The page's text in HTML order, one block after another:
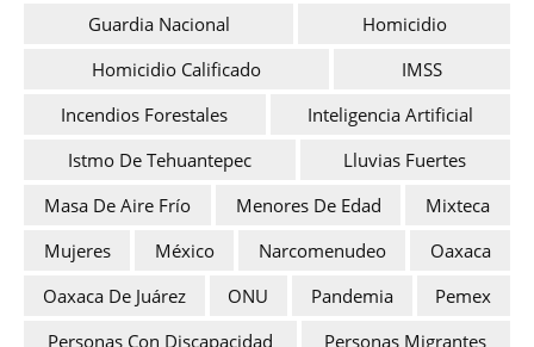
Guardia Nacional
Homicidio
Homicidio Calificado
IMSS
Incendios Forestales
Inteligencia Artificial
Istmo De Tehuantepec
Lluvias Fuertes
Masa De Aire Frío
Menores De Edad
Mixteca
Mujeres
México Narcomenudeo
Oaxaca
Oaxaca De Juárez
ONU Pandemia
Pemex
Personas Con Discapacidad
Personas Migrantes